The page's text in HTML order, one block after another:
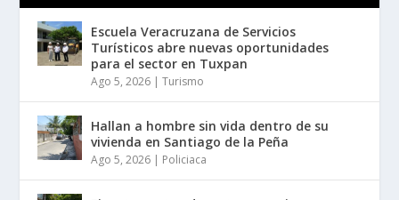
Escuela Veracruzana de Servicios
Turísticos abre nuevas oportunidades
para el sector en Tuxpan
Ago 5, 2026 |Turismo
Hallan a hombre sin vida dentro de su
vivienda en Santiago de la Peña
Ago 5, 2026 Policiaca